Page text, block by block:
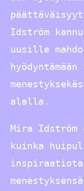
Idström
uusille
alalla.
Mira
kuinka